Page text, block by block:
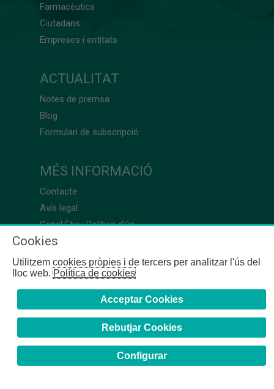
Farmacèutics
Ciutadans
Empreses i entitats
ACTUALITAT
Notes de premsa
Blog
Formulari de subscripció
MÉS INFORMACIÓ
Contacte
Avís legal
Canal Ètic i Política d’ús
Cookies
Utilitzem cookies pròpies i de tercers per analitzar l'ús del
lloc web.Política de cookies
Acceptar Cookies
Rebutjar Cookies
Configurar